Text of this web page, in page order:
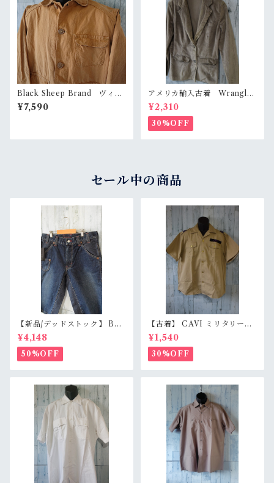
Black Sheep Brand ヴィン
テージハンティングジャケッ
ト RankD
¥7,590
アメリカ輸入古着 Wrangler
（ラングラー）JUNIORSコー
デュロイジャケット◆15 Ran
kC
¥2,310
30%OFF
セール中の商品
【新品/デッドストック】 BL
UE WAY ブルーウェイ 日本製
デニムショートパンツ S/M/L
（M1431-50） 膝下丈 職人加
工 アメカジ RankS
¥4,148
50%OFF
【古着】 CAVI ミリタリー風
半袖シャツ XL（身幅63cm）
ベージュ 金ボタン 80s ロック
エポレット オーバーサイズ Ra
nkB
¥1,540
30%OFF